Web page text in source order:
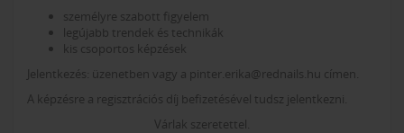
személyre szabott figyelem
legújabb trendek és technikák
kis csoportos képzések
Jelentkezés: üzenetben vagy a pinter.erika@rednails.hu címen.
A képzésre a regisztrációs díj befizetésével tudsz jelentkezni.
Várlak szeretettel.